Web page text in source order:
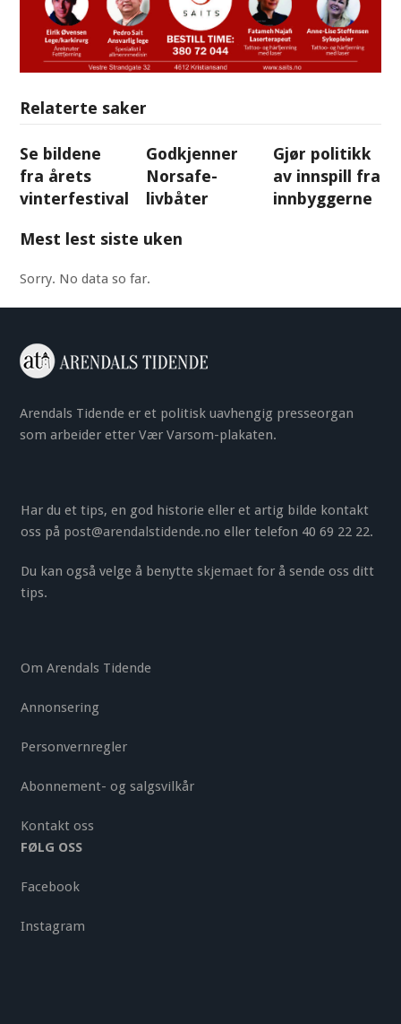
Relaterte saker
Se bildene
fra årets
vinterfestival
Godkjenner
Norsafe-
livbåter
Gjør politikk
av innspill fra
innbyggerne
Mest lest siste uken
Sorry. No data so far.
Arendals Tidende er et politisk uavhengig presseorgan
som arbeider etter Vær Varsom-plakaten.
Har du et tips, en god historie eller et artig bilde kontakt
oss på post@arendalstidende.no eller telefon 40 69 22 22.
Du kan også velge å benytte skjemaet for å sende oss ditt
tips.
Om Arendals Tidende
Annonsering
Personvernregler
Abonnement- og salgsvilkår
Kontakt oss
FØLG OSS
Facebook
Instagram